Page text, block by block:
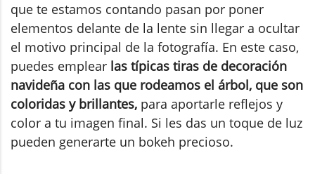
que te estamos contando pasan por poner
elementos delante de la lente sin llegar a ocultar
el motivo principal de la fotografía. En este caso,
puedes emplear las típicas tiras de decoración
navideña con las que rodeamos el árbol, que son
coloridas y brillantes, para aportarle reflejos y
color a tu imagen final. Si les das un toque de luz
pueden generarte un bokeh precioso.